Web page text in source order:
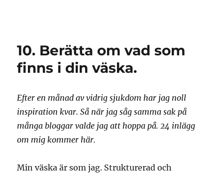
10. Berätta om vad som
finns i din väska.
Efter en månad av vidrig sjukdom har jag noll
inspiration kvar. Så när jag såg samma sak på
många bloggar valde jag att hoppa på. 24 inlägg
om mig kommer här.
Min väska är som jag. Strukturerad och